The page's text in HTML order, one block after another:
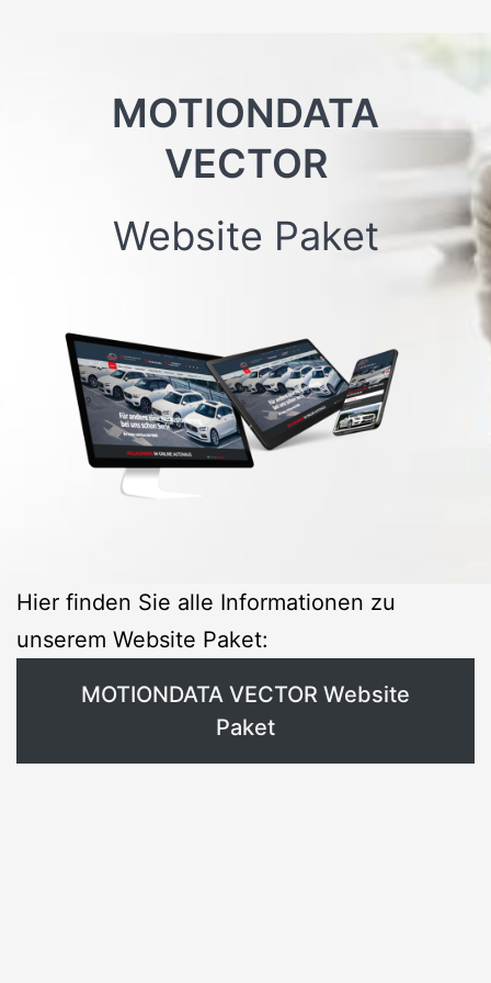
MOTIONDATA
VECTOR
Website Paket
Hier finden Sie alle Informationen zu
unserem Website Paket:
MOTIONDATA VECTOR Website
Paket